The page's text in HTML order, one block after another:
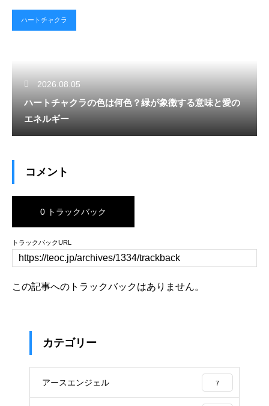
ハートチャクラ
2026.08.05
ハートチャクラの色は何色？緑が象徴する意味と愛の
エネルギー
コメント
0 トラックバック
トラックバックURL
この記事へのトラックバックはありません。
カテゴリー
アースエンジェル 7